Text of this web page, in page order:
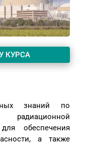
КУРСА
знаний по
обеспечения
а также